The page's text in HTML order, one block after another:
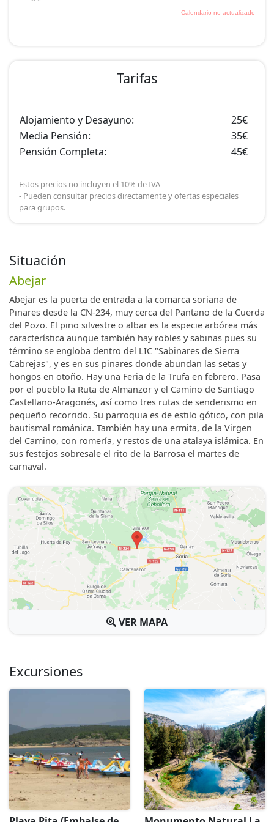
Situación
Abejar
Abejar es la puerta de entrada a la comarca soriana de
Pinares desde la CN-234, muy cerca del Pantano de la Cuerda
del Pozo. El pino silvestre o albar es la especie arbórea más
característica aunque también hay robles y sabinas pues su
término se engloba dentro del LIC "Sabinares de Sierra
Cabrejas", y es en sus pinares donde abundan las setas y
hongos en otoño. Hay una Feria de la Trufa en febrero. Pasa
por el pueblo la Ruta de Almanzor y el Camino de Santiago
Castellano-Aragonés, así como tres rutas de senderismo en
pequeño recorrido. Su parroquia es de estilo gótico, con pila
bautismal románica. También hay una ermita, de la Virgen
del Camino, con romería, y restos de una atalaya islámica. En
sus festejos sobresale el rito de la Barrosa el martes de
carnaval.
VER MAPA
Excursiones
Tarifas
Alojamiento y Desayuno:
25€
Media Pensión:
35€
Pensión Completa:
45€
Estos precios no incluyen el 10% de IVA
- Pueden consultar precios directamente y ofertas especiales
para grupos.